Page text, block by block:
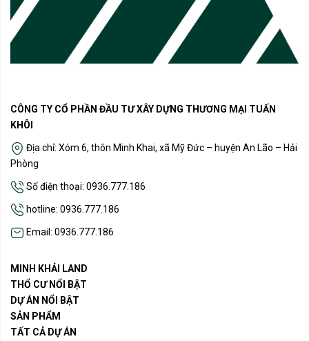
CÔNG TY CỔ PHẦN ĐẦU TƯ XÂY DỰNG THƯƠNG MẠI TUẤN
KHÔI
Địa chỉ: Xóm 6, thôn Minh Khai, xã Mỹ Đức – huyện An Lão – Hải
Phòng
Số điện thoại: 0936.777.186
hotline: 0936.777.186
Email: 0936.777.186
MINH KHẢI LAND
THỔ CƯ NỔI BẬT
DỰ ÁN NỔI BẬT
SẢN PHẨM
TẤT CẢ DỰ ÁN